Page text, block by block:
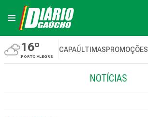
16º
PORTO ALEGRE
CAPAÚLTIMASPROMOÇÕES
NOTÍCIAS